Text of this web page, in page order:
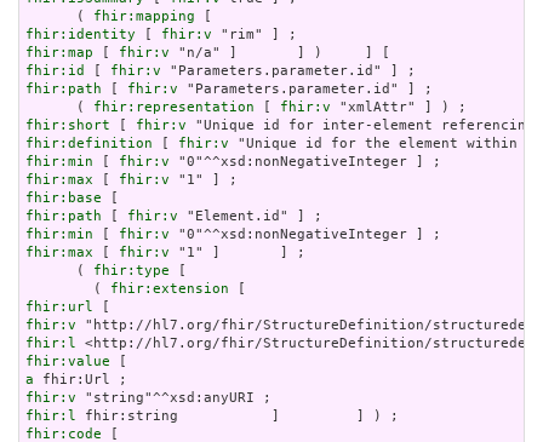
      (
fhir:mapping
fhir:identity [ fhir:v
fhir:map [ fhir:v
fhir:id
[ fhir:v
fhir:path [ fhir:v "Parameters.parameter.id" ] ;
      (
fhir:representation [ fhir:v
fhir:short [ fhir:v
fhir:definition [ fhir:v
fhir:min [ fhir:v
fhir:max [ fhir:v
fhir:base
fhir:path [ fhir:v
fhir:min [ fhir:v
fhir:max [ fhir:v "1" ]       ] ;
      (
fhir:type [
        (
fhir:extension
fhir:url
fhir:v
fhir:l
fhir:value
a
fhir:v
fhir:l
fhir:code